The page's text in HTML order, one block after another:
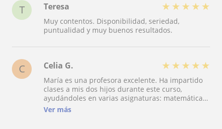
T Teresa ★ ★ ★ ★ ★
Muy contentos. Disponibilidad, seriedad,
puntualidad y muy buenos resultados.
C Celia G. ★ ★ ★ ★ ★
María es una profesora excelente. Ha impartido
clases a mis dos hijos durante este curso,
ayudándoles en varias asignaturas: matemáticas,
física y química, inglés... Mis hijos están muy
Ver más